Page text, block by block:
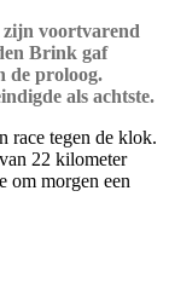
voortvarend
Brink gaf
de proloog.
als achtste.
race tegen de klok.
22 kilometer
om morgen een